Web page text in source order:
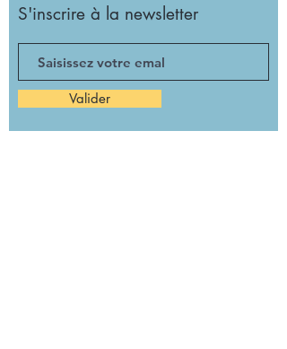
S'inscrire à la newsletter
Valider